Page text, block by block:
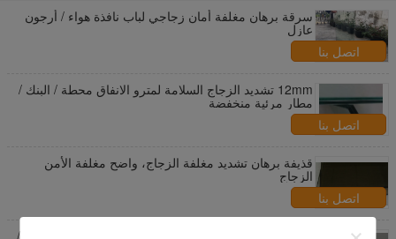
سرقة برهان مغلفة أمان زجاجي لباب نافذة هواء / أرجون
عازل
اتصل بنا
12mm تشديد الزجاج السلامة لمترو الانفاق محطة / البنك /
مطار مرئية منخفضة
اتصل بنا
قذيفة برهان تشديد مغلفة الزجاج، واضح مغلفة الأمن
الزجاج
اتصل بنا
تعويم مغلفة زجاج الأمان 6.38 مم-42.3 مم سماكة الهواء /